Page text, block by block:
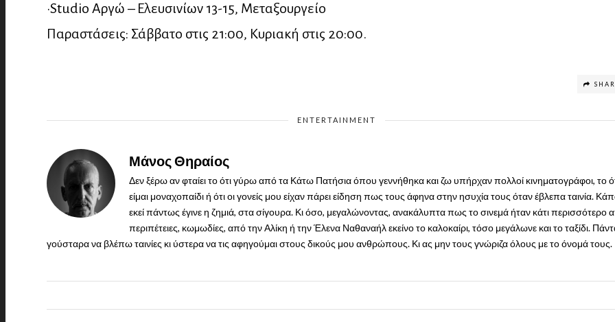
•Studio Αργώ – Ελευσινίων 13-15, Μεταξουργείο
Παραστάσεις: Σάββατο στις 21:00, Κυριακή στις 20:00.
ENTERTAINMENT
Μάνος Θηραίος
Δεν ξέρω αν φταίει το ότι γύρω από τα Κάτω Πατήσια όπου γεννήθηκα και ζω υπήρχαν πολλοί κινηματογράφοι, το
είμαι μοναχοπαίδι ή ότι οι γονείς μου είχαν πάρει είδηση πως τους άφηνα στην ησυχία τους όταν έβλεπα ταινία.
εκεί πάντως έγινε η ζημιά, στα σίγουρα. Κι όσο, μεγαλώνοντας, ανακάλυπτα πως το σινεμά ήταν κάτι περισσότερο
περιπέτειες, κωμωδίες, από την Αλίκη ή την Έλενα Ναθαναήλ εκείνο το καλοκαίρι, τόσο μεγάλωνε και το ταξίδι.
γούσταρα να βλέπω ταινίες κι ύστερα να τις αφηγούμαι στους δικούς μου ανθρώπους. Κι ας μην τους γνώριζα όλους με το όνομά τους.